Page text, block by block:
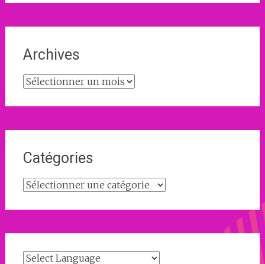
Archives
Archives
Catégories
Catégories